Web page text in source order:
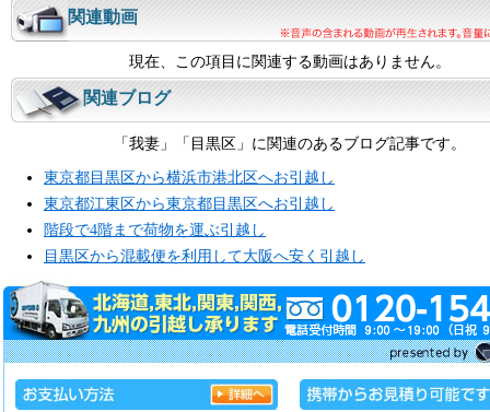
関連動画
現在、この項目に関連する動画はありません。
関連ブログ
「我妻」「目黒区」に関連のあるブログ記事です。
東京都目黒区から横浜市港北区へお引越し
東京都江東区から東京都目黒区へお引越し
階段で4階まで荷物を運ぶ引越し
目黒区から混載便を利用して大阪へ安く引越し